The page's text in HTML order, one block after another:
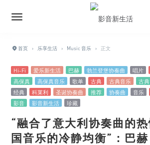
首页 › 乐享生活 › Music 音乐 › 正文
Hi-Fi 爱乐新生活 巴赫 勃兰登堡协奏曲 唱片
高保真
高保真音乐 歌单 古典 古典音乐 古
经典
科莱利 圣诞协奏曲 推荐 协奏曲 音乐
影音
影音新生活 珍藏
“融合了意大利协奏曲的
国音乐的冷静均衡”：巴